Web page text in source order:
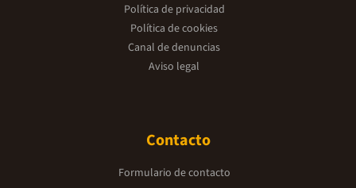
Política de privacidad
Política de cookies
Canal de denuncias
Aviso legal
Contacto
Formulario de contacto